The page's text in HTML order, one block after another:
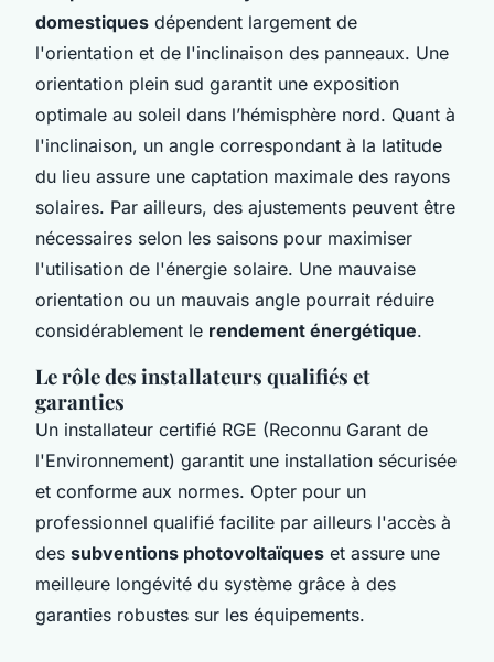
domestiques dépendent largement de
l'orientation et de l'inclinaison des panneaux. Une
orientation plein sud garantit une exposition
optimale au soleil dans l’hémisphère nord. Quant à
l'inclinaison, un angle correspondant à la latitude
du lieu assure une captation maximale des rayons
solaires. Par ailleurs, des ajustements peuvent être
nécessaires selon les saisons pour maximiser
l'utilisation de l'énergie solaire. Une mauvaise
orientation ou un mauvais angle pourrait réduire
considérablement le rendement énergétique.
Le rôle des installateurs qualifiés et
garanties
Un installateur certifié RGE (Reconnu Garant de
l'Environnement) garantit une installation sécurisée
et conforme aux normes. Opter pour un
professionnel qualifié facilite par ailleurs l'accès à
des subventions photovoltaïques et assure une
meilleure longévité du système grâce à des
garanties robustes sur les équipements.